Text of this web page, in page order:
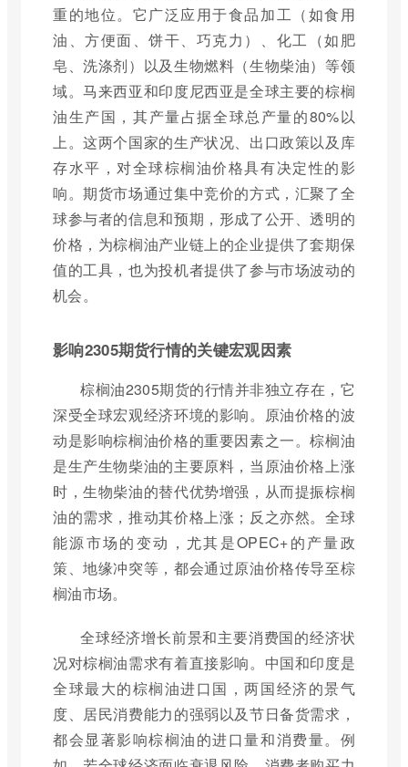
重的地位。它广泛应用于食品加工（如食用
油、方便面、饼干、巧克力）、化工（如肥
皂、洗涤剂）以及生物燃料（生物柴油）等领
域。马来西亚和印度尼西亚是全球主要的棕榈
油生产国，其产量占据全球总产量的80%以
上。这两个国家的生产状况、出口政策以及库
存水平，对全球棕榈油价格具有决定性的影
响。期货市场通过集中竞价的方式，汇聚了全
球参与者的信息和预期，形成了公开、透明的
价格，为棕榈油产业链上的企业提供了套期保
值的工具，也为投机者提供了参与市场波动的
机会。
影响2305期货行情的关键宏观因素
棕榈油2305期货的行情并非独立存在，它
深受全球宏观经济环境的影响。原油价格的波
动是影响棕榈油价格的重要因素之一。棕榈油
是生产生物柴油的主要原料，当原油价格上涨
时，生物柴油的替代优势增强，从而提振棕榈
油的需求，推动其价格上涨；反之亦然。全球
能源市场的变动，尤其是OPEC+的产量政
策、地缘冲突等，都会通过原油价格传导至棕
榈油市场。
全球经济增长前景和主要消费国的经济状
况对棕榈油需求有着直接影响。中国和印度是
全球最大的棕榈油进口国，两国经济的景气
度、居民消费能力的强弱以及节日备货需求，
都会显著影响棕榈油的进口量和消费量。例